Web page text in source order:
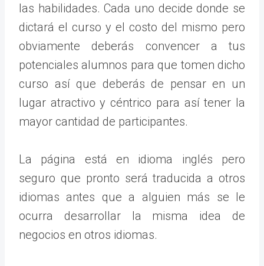
las habilidades. Cada uno decide donde se
dictará el curso y el costo del mismo pero
obviamente deberás convencer a tus
potenciales alumnos para que tomen dicho
curso así que deberás de pensar en un
lugar atractivo y céntrico para así tener la
mayor cantidad de participantes.
La página está en idioma inglés pero
seguro que pronto será traducida a otros
idiomas antes que a alguien más se le
ocurra desarrollar la misma idea de
negocios en otros idiomas.